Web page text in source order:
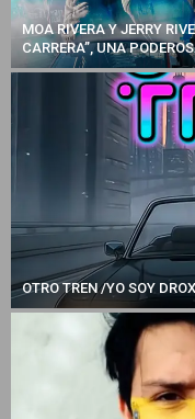
MOA RIVERA Y JERRY
CARRERA”, UNA
OTRO TREN /YO SOY DROX